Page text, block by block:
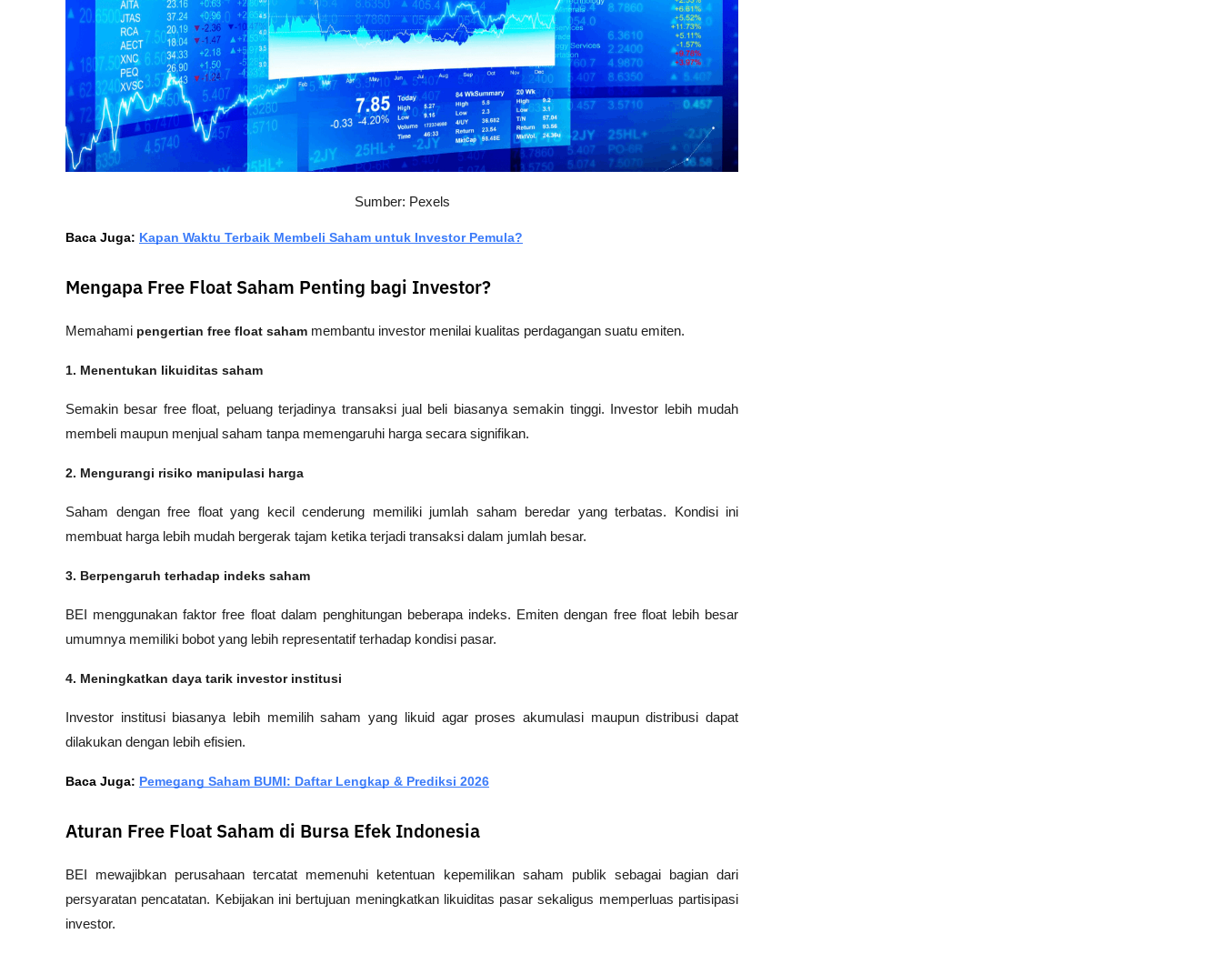
Sumber: Pexels
Baca Juga: Kapan Waktu Terbaik Membeli Saham untuk Investor Pemula?
Mengapa Free Float Saham Penting bagi Investor?
Memahami pengertian free float saham membantu investor menilai kualitas perdagangan suatu emiten.
1. Menentukan likuiditas saham
Semakin besar free float, peluang terjadinya transaksi jual beli biasanya semakin tinggi. Investor lebih mudah
membeli maupun menjual saham tanpa memengaruhi harga secara signifikan.
2. Mengurangi risiko manipulasi harga
Saham dengan free float yang kecil cenderung memiliki jumlah saham beredar yang terbatas. Kondisi ini
membuat harga lebih mudah bergerak tajam ketika terjadi transaksi dalam jumlah besar.
3. Berpengaruh terhadap indeks saham
BEI menggunakan faktor free float dalam penghitungan beberapa indeks. Emiten dengan free float lebih besar
umumnya memiliki bobot yang lebih representatif terhadap kondisi pasar.
4. Meningkatkan daya tarik investor institusi
Investor institusi biasanya lebih memilih saham yang likuid agar proses akumulasi maupun distribusi dapat
dilakukan dengan lebih efisien.
Baca Juga: Pemegang Saham BUMI: Daftar Lengkap & Prediksi 2026
Aturan Free Float Saham di Bursa Efek Indonesia
BEI mewajibkan perusahaan tercatat memenuhi ketentuan kepemilikan saham publik sebagai bagian dari
persyaratan pencatatan. Kebijakan ini bertujuan meningkatkan likuiditas pasar sekaligus memperluas partisipasi
investor.